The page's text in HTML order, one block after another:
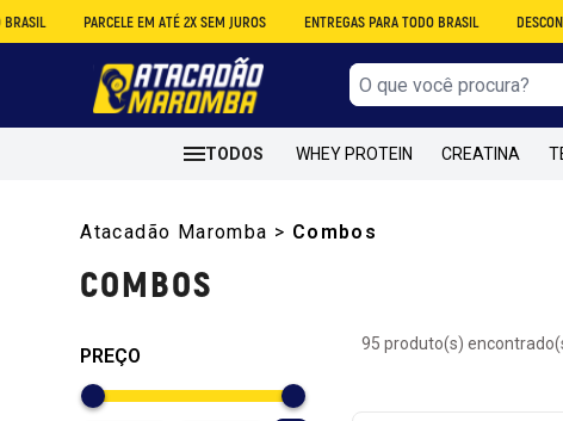
PARCELE EM ATÉ 2X SEM JUROS ENTREGAS PARA TODO BRASIL DESCONTO NO
TODOS WHEY PROTEIN CREATINA
Atacadão Maromba > Combos
COMBOS
PREÇO
95 produto(s)